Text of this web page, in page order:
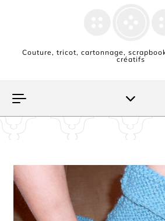
Couture, tricot, cartonnage,
créatifs